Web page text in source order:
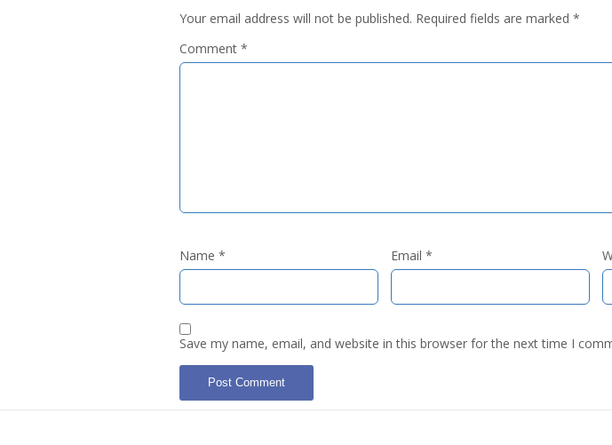
Your email address will not be published. Required fields are marked *
Comment *
Name * Email *
Save my name, email, and website in this browser for the next time I